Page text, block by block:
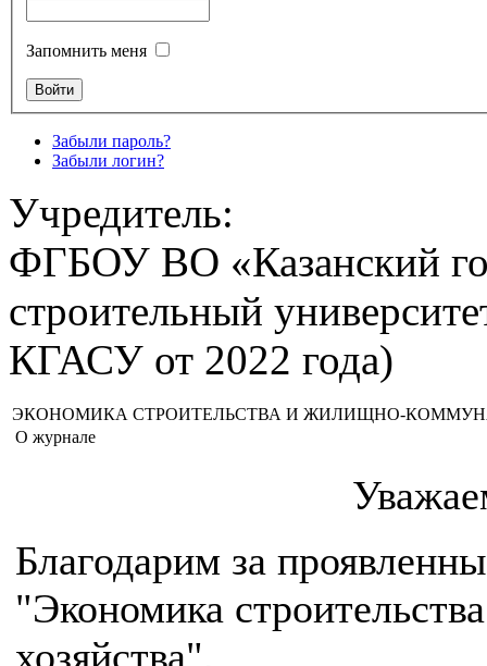
Запомнить меня
Забыли пароль?
Забыли логин?
Учредитель:
ФГБОУ ВО «Казанский
строительный
КГАСУ от 2022 года)
ЭКОНОМИКА СТРОИТЕЛЬСТВА И ЖИЛИЩНО-
О журнале
Благодарим за
"Экономика
хозяйства".